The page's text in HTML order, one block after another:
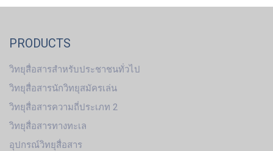
PRODUCTS
วิทยุสื่อสารสำหรับประชาชนทั่วไป
วิทยุสื่อสารนักวิทยุสมัครเล่น
วิทยุสื่อสารความถี่ประเภท 2
วิทยุสื่อสารทางทะเล
อุปกรณ์วิทยุสื่อสาร